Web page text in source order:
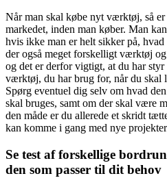
Når man skal købe nyt værktøj, så
markedet, inden man køber. Man
hvis ikke man er helt sikker på,
der også meget forskelligt værktøj
og det er derfor vigtigt, at du har
værktøj, du har brug for, når du skal
Spørg eventuel dig selv om hvad
skal bruges, samt om der skal være
den måde er du allerede et skridt
kan komme i gang med nye
Se test af forskellige
den som passer til dit behov